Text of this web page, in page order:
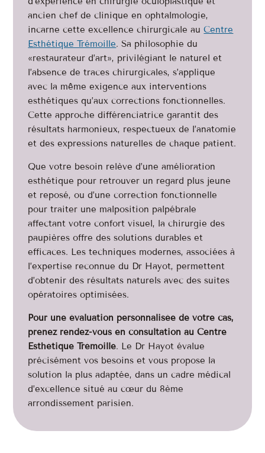
ancien chef de clinique en ophtalmologie,
incarne cette excellence chirurgicale au Centre
Esthétique Trémoille. Sa philosophie du
«restaurateur d’art», privilégiant le naturel et
l’absence de traces chirurgicales, s’applique
avec la même exigence aux interventions
esthétiques qu’aux corrections fonctionnelles.
Cette approche différenciatrice garantit des
résultats harmonieux, respectueux de l’anatomie
et des expressions naturelles de chaque patient.
Que votre besoin relève d’une amélioration
esthétique pour retrouver un regard plus jeune
et reposé, ou d’une correction fonctionnelle
pour traiter une malposition palpébrale
affectant votre confort visuel, la chirurgie des
paupières offre des solutions durables et
efficaces. Les techniques modernes, associées à
l’expertise reconnue du Dr Hayot, permettent
d’obtenir des résultats naturels avec des suites
opératoires optimisées.
Pour une évaluation personnalisée de votre cas,
prenez rendez-vous en consultation au Centre
Esthétique Trémoille. Le Dr Hayot évalue
précisément vos besoins et vous propose la
solution la plus adaptée, dans un cadre médical
d’excellence situé au cœur du 8ème
arrondissement parisien.